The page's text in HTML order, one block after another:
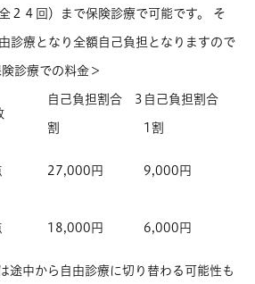
２４回）まで保険診療で可能です。 そ
診療となり全額自己負担となりますので
診療での料金＞
自己負担割合 3
割
自己負担割合
1割
27,000円 9,000円
18,000円 6,000円
途中から自由診療に切り替わる可能性も